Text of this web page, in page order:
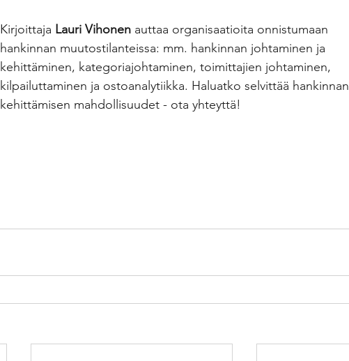
Kirjoittaja Lauri Vihonen auttaa organisaatioita onnistumaan
hankinnan muutostilanteissa: mm. hankinnan johtaminen ja
kehittäminen, kategoriajohtaminen, toimittajien johtaminen,
kilpailuttaminen ja ostoanalytiikka. Haluatko selvittää hankinnan
kehittämisen mahdollisuudet - ota yhteyttä!